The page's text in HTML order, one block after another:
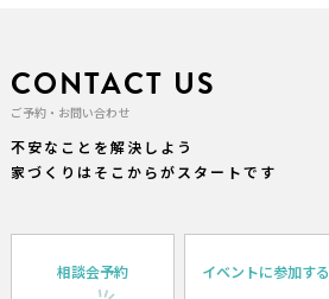
CONTACT US
ご予約・お問い合わせ
不安なことを解決しよう
家づくりはそこからがスタートです
相談会予約 イベントに参加する